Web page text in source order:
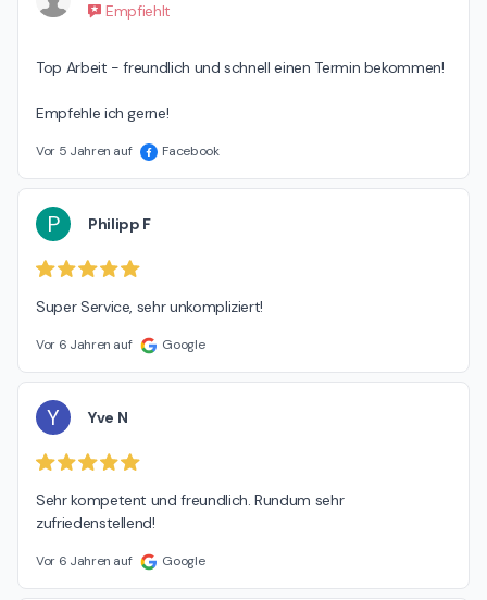
Empfiehlt
Top Arbeit - freundlich und schnell einen Termin bekommen!
Empfehle ich gerne!
Vor 5 Jahren auf Facebook
P Philipp F
Super Service, sehr unkompliziert!
Vor 6 Jahren auf Google
Y Yve N
Sehr kompetent und freundlich. Rundum sehr
zufriedenstellend!
Vor 6 Jahren auf Google